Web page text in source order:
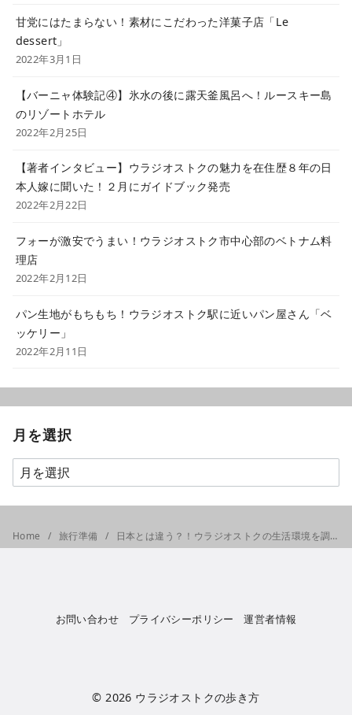
甘党にはたまらない！素材にこだわった洋菓子店「Le
dessert」
2022年3月1日
【バーニャ体験記④】氷水の後に露天釜風呂へ！ルースキー島
のリゾートホテル
2022年2月25日
【著者インタビュー】ウラジオストクの魅力を在住歴８年の日
本人嫁に聞いた！２月にガイドブック発売
2022年2月22日
フォーが激安でうまい！ウラジオストク市中心部のベトナム料
理店
2022年2月12日
パン生地がもちもち！ウラジオストク駅に近いパン屋さん「ベ
ッケリー」
2022年2月11日
月を選択
Home 旅行準備 日本とは違う？！ウラジオストクの生活環境を調査してきた
お問い合わせ プライバシーポリシー 運営者情報
© 2026 ウラジオストクの歩き方